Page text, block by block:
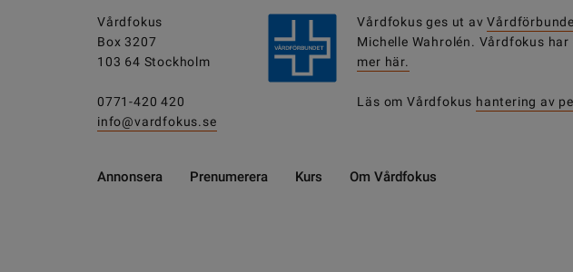
Vårdfokus
Box 3207
103 64 Stockholm
0771-420 420
info@vardfokus.se
Vårdfokus ges ut av
Michelle Wahrolén. Vårdfokus
mer här.
Läs om Vårdfokus hantering av
Annonsera Prenumerera Kurs Om Vårdfokus